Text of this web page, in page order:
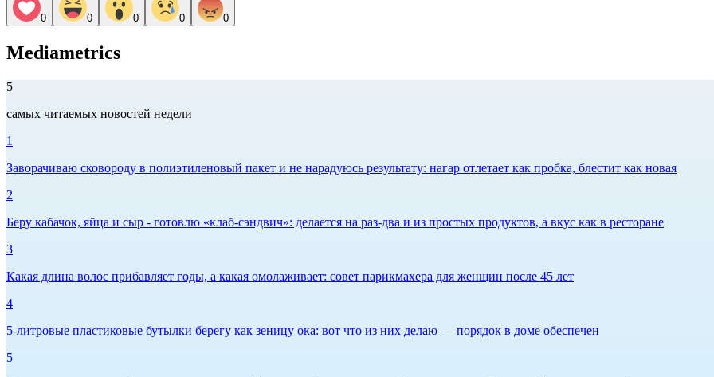
0 0 0 0 0
Mediametrics
5
самых читаемых новостей недели
1
Заворачиваю сковороду в полиэтиленовый пакет и не нарадуюсь результату: нагар отлетает как пробка, блестит как новая
2
Беру кабачок, яйца и сыр - готовлю «клаб-сэндвич»: делается на раз-два и из простых продуктов, а вкус как в ресторане
3
Какая длина волос прибавляет годы, а какая омолаживает: совет парикмахера для женщин после 45 лет
4
5-литровые пластиковые бутылки берегу как зеницу ока: вот что из них делаю — порядок в доме обеспечен
5